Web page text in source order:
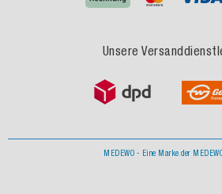
Unsere
MEDEWO - Eine Marke der MEDEWO